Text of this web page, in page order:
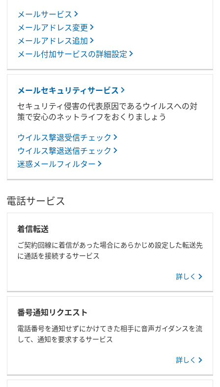
メールサービス
メールアドレス変更
メールアドレス追加
メール付加サービスの詳細設定
メールセキュリティサービス
セキュリティ侵害の代表原因であるウイルスへの対
策で安心のネットライフをおくりましょう
ウイルス撃退受信チェック
ウイルス撃退送信チェック
迷惑メールフィルター
電話サービス
着信転送
ご契約回線に着信があった場合にあらかじめ設定した転送先
に通話を接続するサービス
詳しく
番号通知リクエスト
電話番号を通知せずにかけてきた相手に音声ガイダンスを流
して、通知を要求するサービス
詳しく